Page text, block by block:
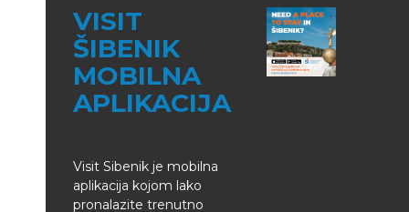
VISIT
ŠIBENIK
MOBILNA
APLIKACIJA
Visit Sibenik je mobilna
aplikacija kojom lako
pronalazite trenutno